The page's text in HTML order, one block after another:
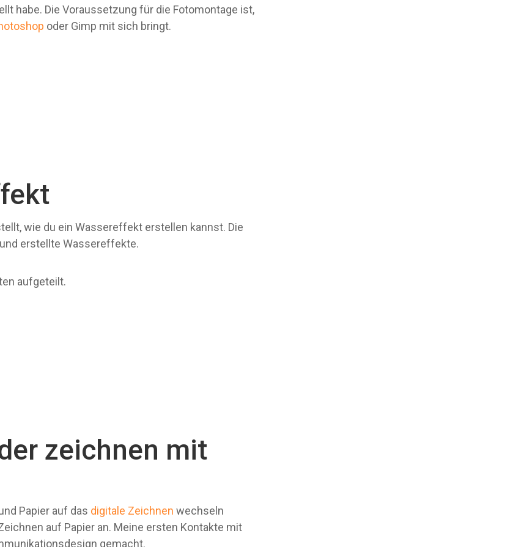
habe. Die Voraussetzung für die Fotomontage ist,
oder Gimp mit sich bringt.
wie du ein Wassereffekt erstellen kannst. Die
erstellte Wassereffekte.
aufgeteilt.
zeichnen mit
Papier auf das digitale Zeichnen wechseln
auf Papier an. Meine ersten Kontakte mit
gemacht.